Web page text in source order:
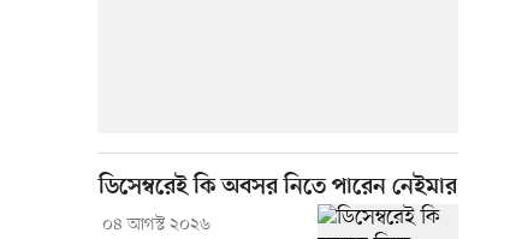
ডিসেম্বরেই কি অবসর নিতে পারেন নেইমার
০৪ আগস্ট ২০২৬